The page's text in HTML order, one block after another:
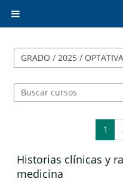
Categorías
Buscar cursos
1
Historias clínicas y
medicina